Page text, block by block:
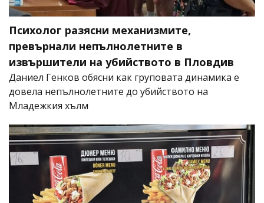
Психолог разясни механизмите,
превърнали непълнолетните в
извършители на убийството в Пловдив
Даниел Генков обясни как груповата динамика е
довела непълнолетните до убийството на
Младежкия хълм